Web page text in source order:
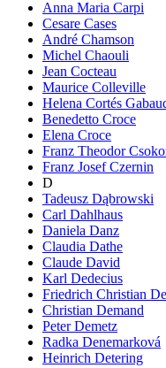
Anna Maria Carpi
Cesare Cases
André Chamson
Michel Chaouli
Jean Cocteau
Maurice Colleville
Helena Cortés
Benedetto Croce
Elena Croce
Franz Theodor
Franz Josef Czernin
D
Tadeusz Dąbrowski
Carl Dahlhaus
Daniela Danz
Claudia Dathe
Claude David
Karl Dedecius
Friedrich Christian
Christian Demand
Peter Demetz
Radka Denemarková
Heinrich Detering